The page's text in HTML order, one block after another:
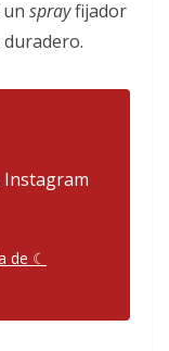
un sprayfijador
duradero.
Instagram
de ☾